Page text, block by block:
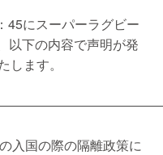
45にスーパーラグビー
以下の内容で声明が発
ます。
入国の際の隔離政策に